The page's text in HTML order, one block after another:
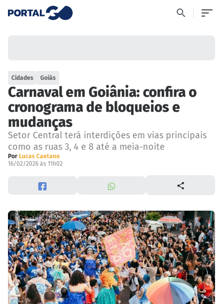
Cidades Goiás
Carnaval em Goiânia: confira o
cronograma de bloqueios e
mudanças
Setor Central terá interdições em vias principais
como as ruas 3, 4 e 8 até a meia-noite
Por Lucas Caetano
16/02/2026 às 11h02